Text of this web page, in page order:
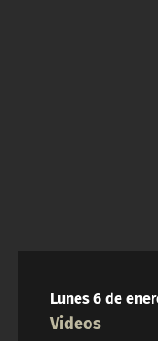
Lunes 6 de
Videos